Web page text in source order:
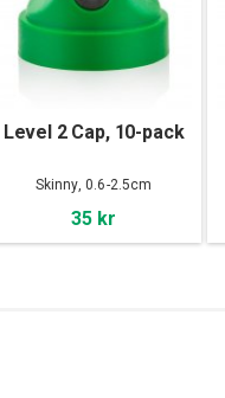
Level 2 Cap, 10-pack
Skinny, 0.6-2.5cm
35 kr